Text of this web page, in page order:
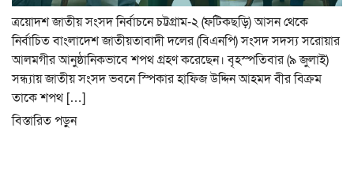
ত্রয়োদশ জাতীয় সংসদ নির্বাচনে চট্টগ্রাম-২ (ফটিকছড়ি) আসন থেকে
নির্বাচিত বাংলাদেশ জাতীয়তাবাদী দলের (বিএনপি) সংসদ সদস্য সরোয়ার
আলমগীর আনুষ্ঠানিকভাবে শপথ গ্রহণ করেছেন। বৃহস্পতিবার (৯ জুলাই)
সন্ধ্যায় জাতীয় সংসদ ভবনে স্পিকার হাফিজ উদ্দিন আহমদ বীর বিক্রম
তাকে শপথ […]
বিস্তারিত পড়ুন